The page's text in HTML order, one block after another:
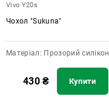
Vivo Y20s
Чохол "Sukuna"
Матеріал: Прозорий силікон
430₴ Купити